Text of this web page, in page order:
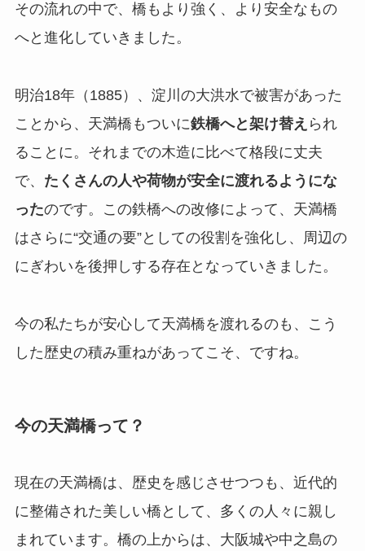
その流れの中で、橋もより強く、より安全なもの
へと進化していきました。
明治18年（1885）、淀川の大洪水で被害があった
ことから、天満橋もついに鉄橋へと架け替え られ
ることに。それまでの木造に比べて格段に丈夫
で、 たくさんの人や荷物が安全に渡れるようにな
ったのです。この鉄橋への改修によって、天満橋
はさらに“交通の要”としての役割を強化し、周辺の
にぎわいを後押しする存在となっていきました。
今の私たちが安心して天満橋を渡れるのも、こう
した歴史の積み重ねがあってこそ、ですね。
今の天満橋って？
現在の天満橋は、歴史を感じさせつつも、近代的
に整備された美しい橋として、多くの人々に親し
まれています。橋の上からは、大阪城や中之島の